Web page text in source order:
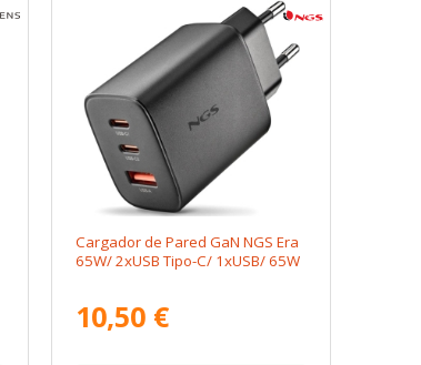
Cargador de Pared GaN NGS Era
65W/ 2xUSB Tipo-C/ 1xUSB/ 65W
10,50 €